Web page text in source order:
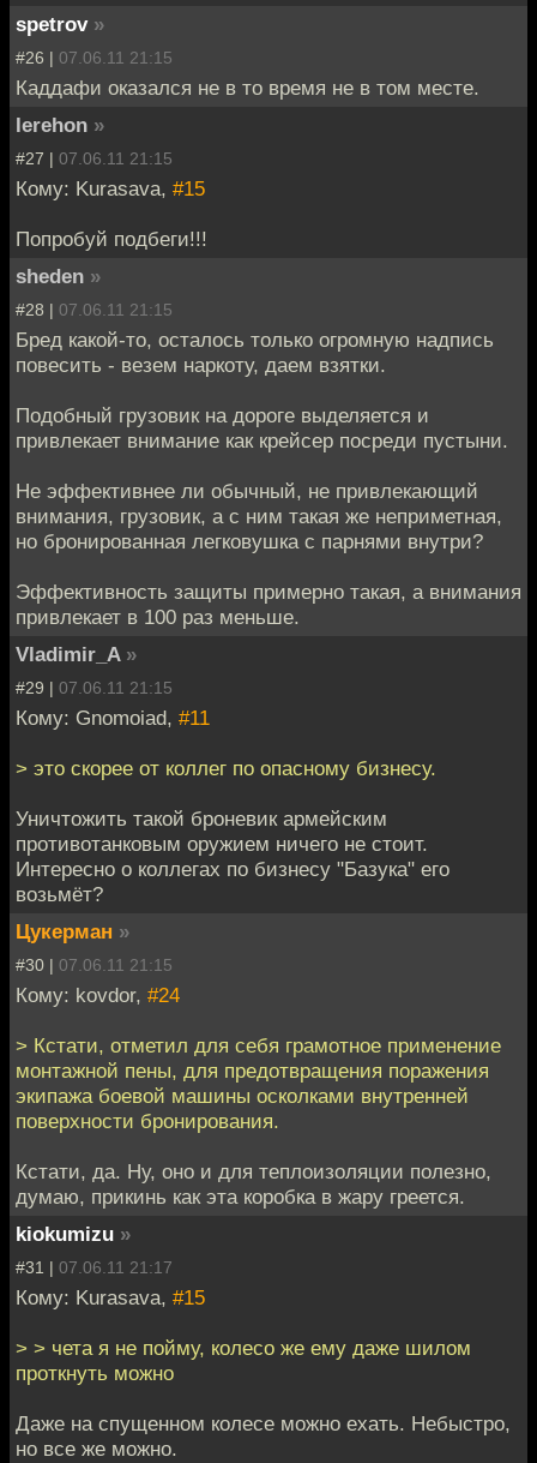
spetrov »
#26 | 07.06.11 21:15
Каддафи оказался не в то время не в том месте.
Ierehon »
#27 | 07.06.11 21:15
Кому: Kurasava, #15
Попробуй подбеги!!!
sheden »
#28 | 07.06.11 21:15
Бред какой-то, осталось только огромную надпись
повесить - везем наркоту, даем взятки.
Подобный грузовик на дороге выделяется и
привлекает внимание как крейсер посреди пустыни.
Не эффективнее ли обычный, не привлекающий
внимания, грузовик, а с ним такая же неприметная,
но бронированная легковушка с парнями внутри?
Эффективность защиты примерно такая, а внимания
привлекает в 100 раз меньше.
Vladimir_A »
#29 | 07.06.11 21:15
Кому: Gnomoiad, #11
> это скорее от коллег по опасному бизнесу.
Уничтожить такой броневик армейским
противотанковым оружием ничего не стоит.
Интересно о коллегах по бизнесу "Базука" его
возьмёт?
Цукерман »
#30 | 07.06.11 21:15
Кому: kovdor, #24
> Кстати, отметил для себя грамотное применение
монтажной пены, для предотвращения поражения
экипажа боевой машины осколками внутренней
поверхности бронирования.
Кстати, да. Ну, оно и для теплоизоляции полезно,
думаю, прикинь как эта коробка в жару греется.
kiokumizu »
#31 | 07.06.11 21:17
Кому: Kurasava, #15
> > чета я не пойму, колесо же ему даже шилом
проткнуть можно
Даже на спущенном колесе можно ехать. Небыстро,
но все же можно.